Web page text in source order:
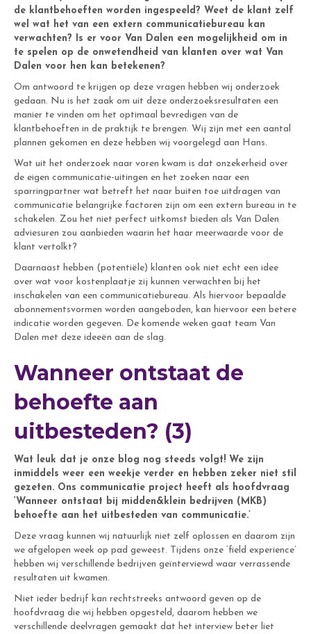
de klantbehoeften worden ingespeeld? Weet de klant zelf
wel wat het van een extern communicatiebureau kan
verwachten? Is er voor Van Dalen een mogelijkheid om in
te spelen op de onwetendheid van klanten over wat Van
Dalen voor hen kan betekenen?
Om antwoord te krijgen op deze vragen hebben wij onderzoek
gedaan. Nu is het zaak om uit deze onderzoeksresultaten een
manier te vinden om het optimaal bevredigen van de
klantbehoeften in de praktijk te brengen. Wij zijn met een aantal
plannen gekomen en deze hebben wij voorgelegd aan Hans.
Wat uit het onderzoek naar voren kwam is dat onzekerheid over
de eigen communicatie-uitingen en het zoeken naar een
sparringpartner wat betreft het naar buiten toe uitdragen van
communicatie belangrijke factoren zijn om een extern bureau in te
schakelen. Zou het niet perfect uitkomst bieden als Van Dalen
adviesuren zou aanbieden waarin het haar meerwaarde voor de
klant vertolkt?
Daarnaast hebben (potentiële) klanten ook niet echt een idee
over wat voor kostenplaatje zij kunnen verwachten bij het
inschakelen van een communicatiebureau. Als hiervoor bepaalde
abonnementsvormen worden aangeboden, kan hiervoor een betere
indicatie worden gegeven. De komende weken gaat team Van
Dalen met deze ideeën aan de slag.
Wanneer ontstaat de
behoefte aan
uitbesteden? (3)
Wat leuk dat je onze blog nog steeds volgt! We zijn
inmiddels weer een weekje verder en hebben zeker niet stil
gezeten. Ons communicatie project heeft als hoofdvraag
‘Wanneer ontstaat bij midden&klein bedrijven (MKB)
behoefte aan het uitbesteden van communicatie.’
Deze vraag kunnen wij natuurlijk niet zelf oplossen en daarom zijn
we afgelopen week op pad geweest. Tijdens onze ‘field experience’
hebben wij verschillende bedrijven geïnterviewd waar verrassende
resultaten uit kwamen.
Niet ieder bedrijf kan rechtstreeks antwoord geven op de
hoofdvraag die wij hebben opgesteld, daarom hebben we
verschillende deelvragen gemaakt dat het interview beter liet